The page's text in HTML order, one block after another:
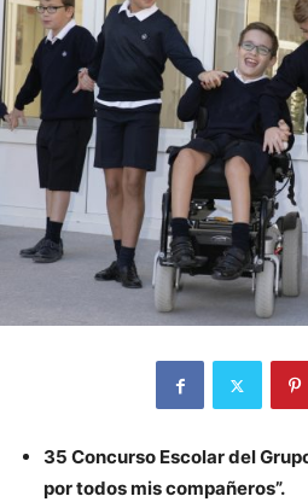
35 Concurso Escolar del
por todos mis compañeros”.